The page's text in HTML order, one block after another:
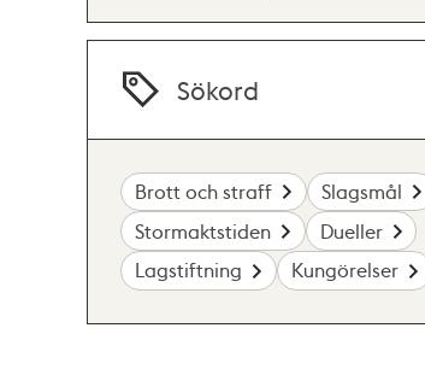
Sökord
Brott och straff
Slagsmål
Stormaktstiden
Dueller
Lagstiftning
Kungörelser